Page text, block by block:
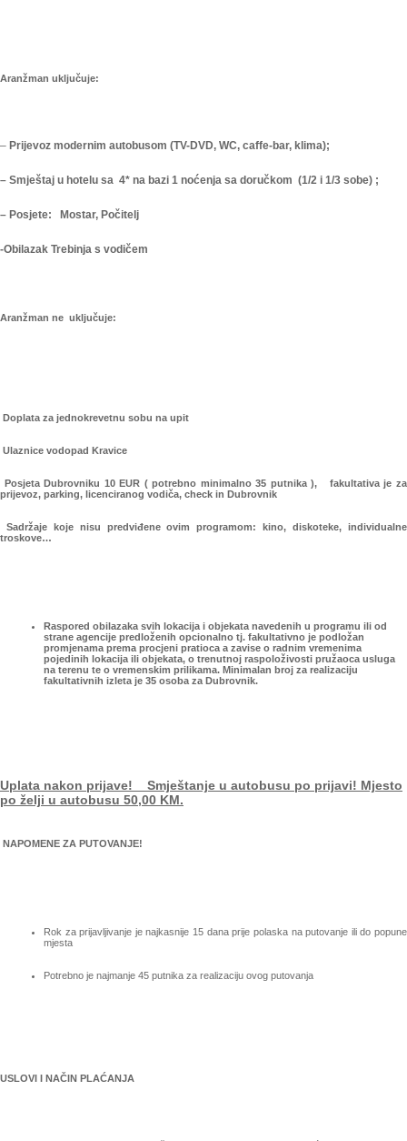
Aranžman uključuje:
– Prijevoz modernim autobusom (TV-DVD, WC, caffe-bar, klima);
– Smještaj u hotelu sa 4* na bazi 1 noćenja sa doručkom (1/2 i 1/3 sobe) ;
– Posjete: Mostar, Počitelj
-Obilazak Trebinja s vodičem
Aranžman ne uključuje:
Doplata za jednokrevetnu sobu na upit
Ulaznice vodopad Kravice
Posjeta Dubrovniku 10 EUR ( potrebno minimalno 35 putnika ), fakultativa je za
prijevoz, parking, licenciranog vodiča, check in Dubrovnik
Sadržaje koje nisu predviđene ovim programom: kino, diskoteke, individualne
troskove…
Raspored obilazaka svih lokacija i objekata navedenih u programu ili od
strane agencije predloženih opcionalno tj. fakultativno je podložan
promjenama prema procjeni pratioca a zavise o radnim vremenima
pojedinih lokacija ili objekata, o trenutnoj raspoloživosti pružaoca usluga
na terenu te o vremenskim prilikama. Minimalan broj za realizaciju
fakultativnih izleta je 35 osoba za Dubrovnik.
Uplata nakon prijave! Smještanje u autobusu po prijavi! Mjesto
po želji u autobusu 50,00 KM.
NAPOMENE ZA PUTOVANJE!
Rok za prijavljivanje je najkasnije 15 dana prije polaska na putovanje ili do popune
mjesta
Potrebno je najmanje 45 putnika za realizaciju ovog putovanja
USLOVI I NAČIN PLAĆANJA